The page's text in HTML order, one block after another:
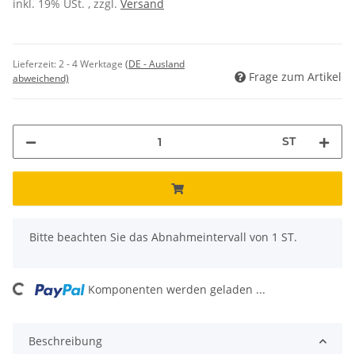
inkl. 19% USt. , zzgl. Versand
Lieferzeit:2 - 4 Werktage (DE - Ausland
abweichend)
Frage zum Artikel
ST
x
Bitte beachten Sie das Abnahmeintervall von 1 ST.
Loading... Komponenten werden geladen ...
Beschreibung